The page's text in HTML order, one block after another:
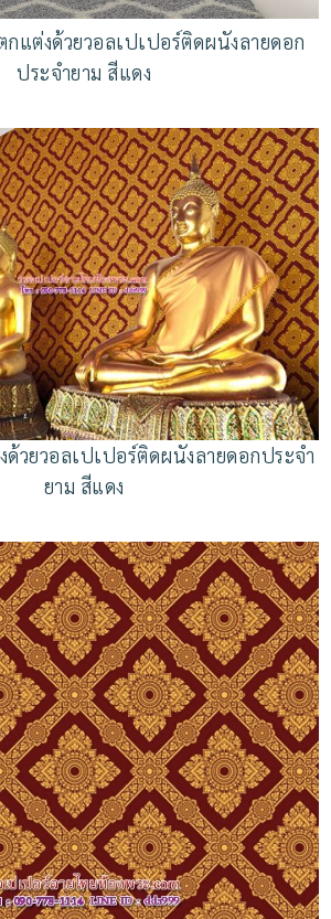
กแต่งด้วยวอลเปเปอร์ติดผนังลายดอก
ประจำยาม สีแดง
ด้วยวอลเปเปอร์ติดผนังลายดอกประจำ
ยาม สีแดง